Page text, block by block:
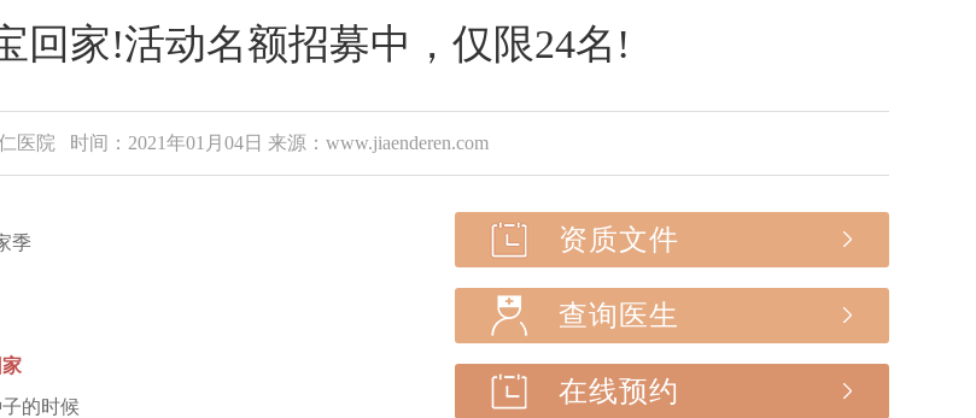
回家!活动名额招募中，仅限24名!
医院 时间：2021年01月04日 来源：www.jiaenderen.com
季
的时候
资质文件
查询医生
在线预约